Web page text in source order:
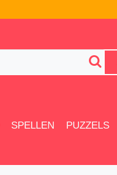
SPELLEN PUZZELS